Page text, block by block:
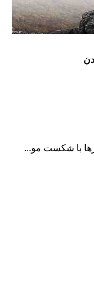
با شکست مو...